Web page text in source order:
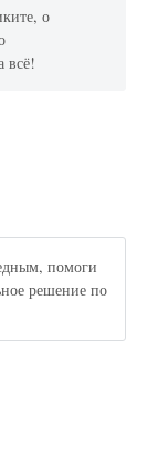
о
всё!
помоги
решение по